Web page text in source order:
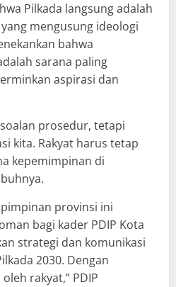
Pilkada langsung adalah
mengusung ideologi
bahwa
sarana paling
aspirasi dan
prosedur, tetapi
kita. Rakyat harus tetap
kepemimpinan di
provinsi ini
bagi kader PDIP Kota
strategi dan komunikasi
2030. Dengan
rakyat,” PDIP